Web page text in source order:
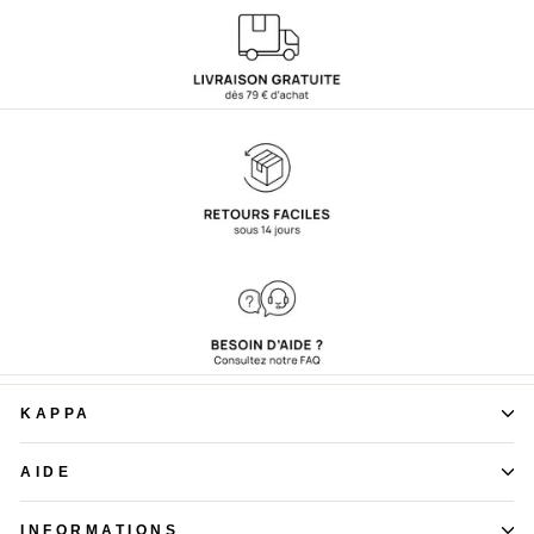
KAPPA
AIDE
INFORMATIONS